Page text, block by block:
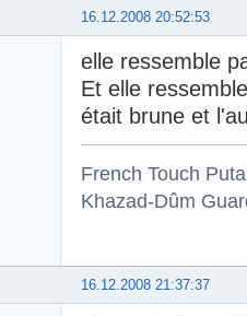
16.12.2008 20:52:53
elle ressemble
Et elle
était brune et
French Touch
Khazad-Dûm
16.12.2008 21:37:37